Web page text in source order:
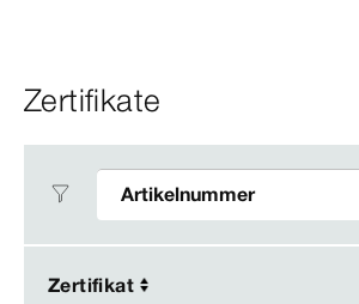
Zertifikate
Zertifikat
Zertifikat